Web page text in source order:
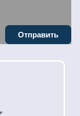
Отправить